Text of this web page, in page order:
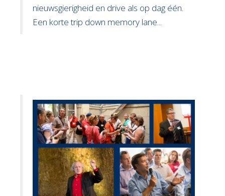
nieuwsgierigheid en drive als op dag één.
Een korte trip down memory lane...